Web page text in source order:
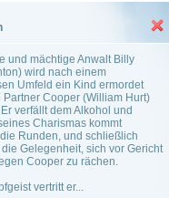
und mächtige Anwalt Billy
wird nach einem
Umfeld ein Kind ermordet
Cooper (William Hurt)
verfällt dem Alkohol und
Charismas kommt
Runden, und schließlich
Gelegenheit, sich vor Gericht
Cooper zu rächen.
vertritt er...